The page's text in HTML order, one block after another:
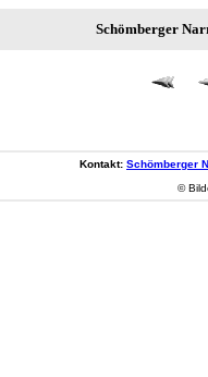
Schömberger
Kontakt: Schömberger
©